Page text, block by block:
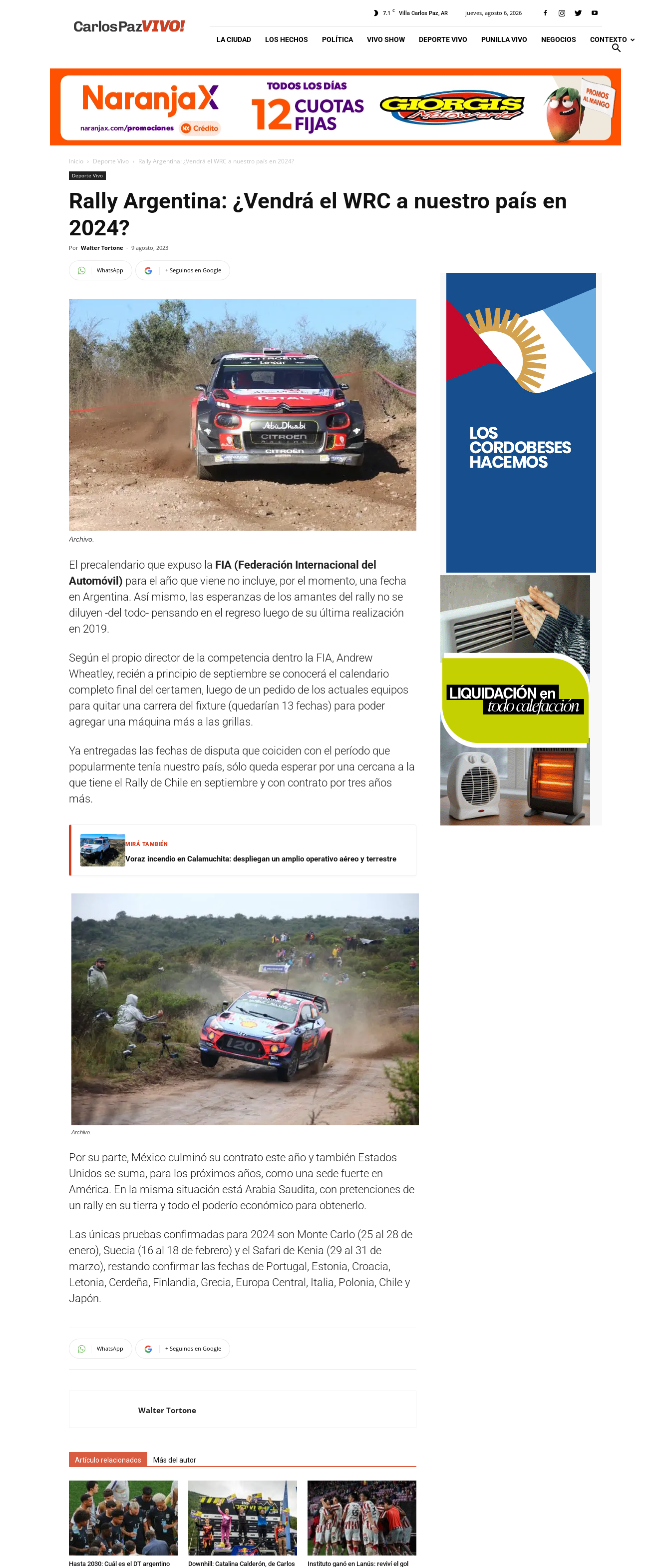
Vivo
7.1 C Villa Carlos Paz, AR jueves, agosto 6, 2026
LA CIUDAD LOS HECHOS POLÍTICA VIVO SHOW DEPORTE VIVO PUNILLA VIVO NEGOCIOS CONTEXTO
Inicio Deporte Vivo Rally Argentina: ¿Vendrá el WRC a nuestro país en 2024?
Deporte Vivo
Rally Argentina: ¿Vendrá el WRC a nuestro país en
2024?
Por Walter Tortone - 9 agosto, 2023
WhatsApp + Seguinos en Google
Archivo.
El precalendario que expuso la FIA (Federación Internacional del
Automóvil) para el año que viene no incluye, por el momento, una fecha
en Argentina. Así mismo, las esperanzas de los amantes del rally no se
diluyen -del todo- pensando en el regreso luego de su última realización
en 2019.
Según el propio director de la competencia dentro la FIA, Andrew
Wheatley, recién a principio de septiembre se conocerá el calendario
completo final del certamen, luego de un pedido de los actuales equipos
para quitar una carrera del fixture (quedarían 13 fechas) para poder
agregar una máquina más a las grillas.
Ya entregadas las fechas de disputa que coiciden con el período que
popularmente tenía nuestro país, sólo queda esperar por una cercana a la
que tiene el Rally de Chile en septiembre y con contrato por tres años
más.
MIRÁ TAMBIÉN
Voraz incendio en Calamuchita: despliegan un amplio operativo aéreo y terrestre
Archivo.
Por su parte, México culminó su contrato este año y también Estados
Unidos se suma, para los próximos años, como una sede fuerte en
América. En la misma situación está Arabia Saudita, con pretenciones de
un rally en su tierra y todo el poderío económico para obtenerlo.
Las únicas pruebas confirmadas para 2024 son Monte Carlo (25 al 28 de
enero), Suecia (16 al 18 de febrero) y el Safari de Kenia (29 al 31 de
marzo), restando confirmar las fechas de Portugal, Estonia, Croacia,
Letonia, Cerdeña, Finlandia, Grecia, Europa Central, Italia, Polonia, Chile y
Japón.
WhatsApp + Seguinos en Google
Walter Tortone
Artículo relacionados Más del autor
Hasta 2030: Cuál es el DT argentino
Downhill: Catalina Calderón, de Carlos
Instituto ganó en Lanús: reviví el gol